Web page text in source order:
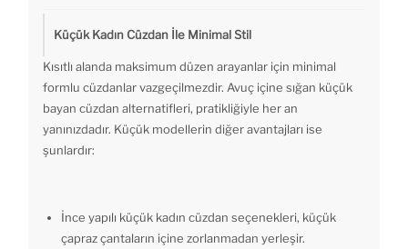
Küçük Kadın Cüzdan İle Minimal Stil
Kısıtlı alanda maksimum düzen arayanlar için minimal
formlu cüzdanlar vazgeçilmezdir. Avuç içine sığan küçük
bayan cüzdan alternatifleri, pratikliğiyle her an
yanınızdadır. Küçük modellerin diğer avantajları ise
şunlardır:
İnce yapılı küçük kadın cüzdan seçenekleri, küçük
çapraz çantaların içine zorlanmadan yerleşir.